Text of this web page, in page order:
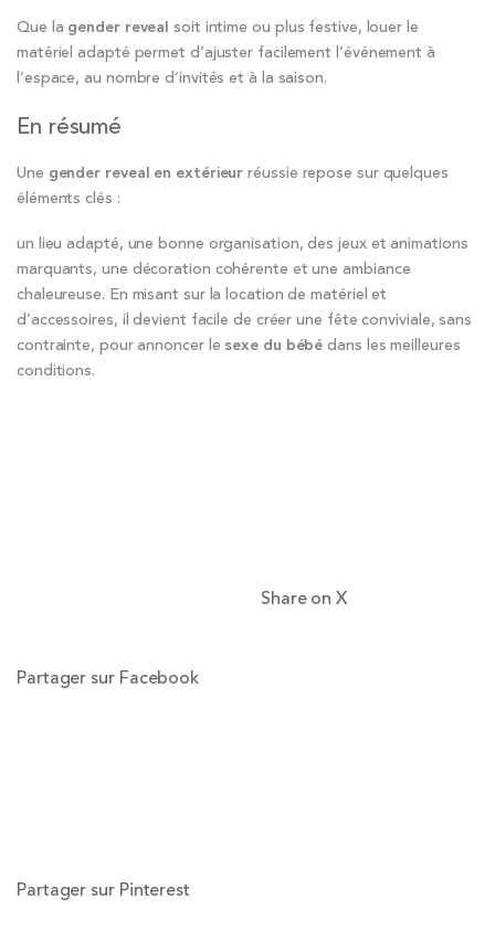
Que la gender reveal soit intime ou plus festive, louer le
matériel adapté permet d’ajuster facilement l’événement à
l’espace, au nombre d’invités et à la saison.
En résumé
Une gender reveal en extérieurréussie repose sur quelques
éléments clés :
un lieu adapté, une bonne organisation, des jeux et animations
marquants, une décoration cohérente et une ambiance
chaleureuse. En misant sur la location de matériel et
d’accessoires, il devient facile de créer une fête conviviale, sans
contrainte, pour annoncer le sexe du bébédans les meilleures
conditions.
Partager sur Facebook
Share on X
Partager sur Pinterest